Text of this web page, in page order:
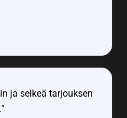
ja selkeä tarjouksen